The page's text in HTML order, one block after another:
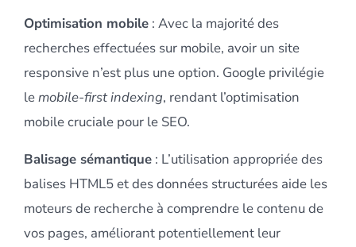
Optimisation mobile: Avec la majorité des
recherches effectuées sur mobile, avoir un site
responsive n’est plus une option. Google privilégie
lemobile-first indexing, rendant l’optimisation
mobile cruciale pour le SEO.
Balisage sémantique: L’utilisation appropriée des
balises HTML5 et des données structurées aide les
moteurs de recherche à comprendre le contenu de
vos pages, améliorant potentiellement leur